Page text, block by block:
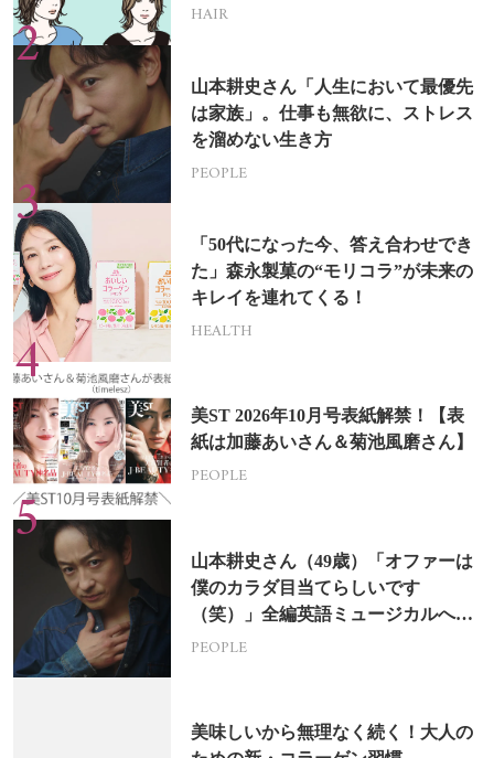
HAIR
山本耕史さん「人生において最優先
は家族」。仕事も無欲に、ストレス
を溜めない生き方
PEOPLE
「50代になった今、答え合わせでき
た」森永製菓の“モリコラ”が未来の
キレイを連れてくる！
HEALTH
美ST 2026年10月号表紙解禁！【表
紙は加藤あいさん＆菊池風磨さん】
PEOPLE
山本耕史さん（49歳）「オファーは
僕のカラダ目当てらしいです
（笑）」全編英語ミュージカルへの
挑戦
PEOPLE
美味しいから無理なく続く！大人の